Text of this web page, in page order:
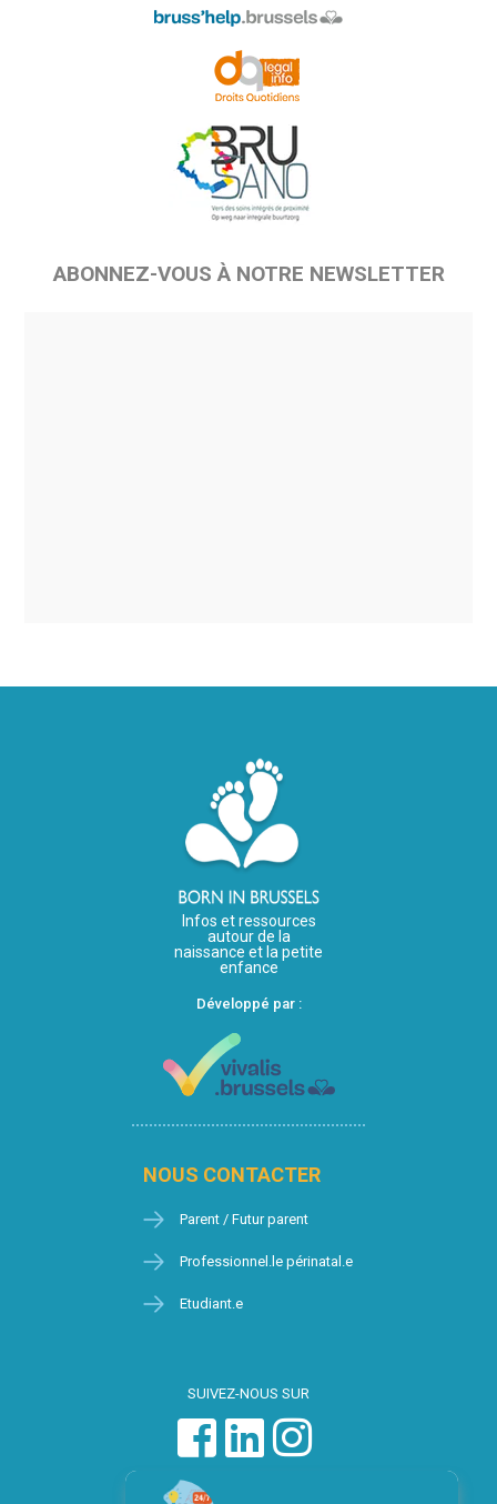
ABONNEZ-VOUS À NOTRE NEWSLETTER
Infos et ressources
autour de la
naissance et la petite
enfance
Développé par :
NOUS CONTACTER
Parent / Futur parent
Professionnel.le périnatal.e
Etudiant.e
SUIVEZ-NOUS SUR